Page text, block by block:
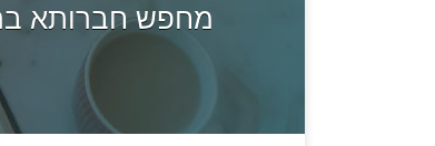
מחפש חברותא